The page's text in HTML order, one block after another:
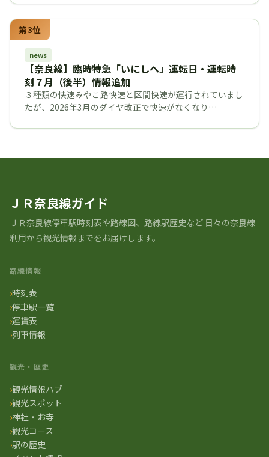
第3位
news
【奈良線】臨時特急「いにしへ」運転日・運転時
刻７月（後半）情報追加
３種類の快速みやこ路快速と区間快速が運行されていまし
たが、2026年3月のダイヤ改正で快速がなくなり…
ＪＲ奈良線ガイド
ＪＲ奈良線停車駅時刻表や路線図、路線駅歴史など ⽇々の奈良線
利⽤から観光情報までをお届けします。
路線情報
時刻表
停車駅一覧
運賃表
列車情報
観光・歴史
観光情報ハブ
観光スポット
神社・お寺
観光コース
駅の歴史